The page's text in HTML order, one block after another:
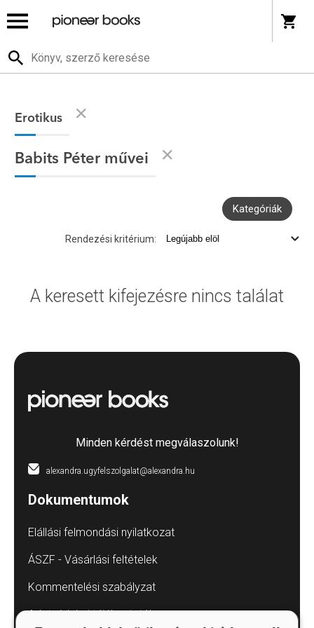
Erotikus
Babits Péter művei
Kategóriák
Rendezési kritérium:
A keresett kifejezésre nincs találat
Minden kérdést megválaszolunk!
alexandra.ugyfelszolgalat@alexandra.hu
Dokumentumok
Elállási felmondási nyilatkozat
ÁSZF - Vásárlási feltételek
Kommentelési szabályzat
Adatvédelmi tájékoztatók